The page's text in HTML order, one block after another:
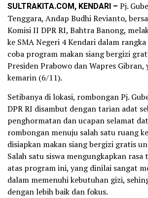
SULTRAKITA.COM, KENDARI – Pj.
Tenggara, Andap Budhi Revianto,
Komisi II DPR RI, Bahtra Banong,
ke SMA Negeri 4 Kendari dalam
coba program makan siang bergizi
Presiden Prabowo dan Wapres
kemarin (6/11).
Setibanya di lokasi, rombongan Pj.
DPR RI disambut dengan tarian adat
penghormatan dan ucapan selamat
rombongan menuju salah satu ruang
disiapkan makan siang bergizi gratis
Salah satu siswa mengungkapkan rasa
atas program ini, yang dinilai sangat
dalam memenuhi kebutuhan gizi,
dengan lebih baik dan fokus.